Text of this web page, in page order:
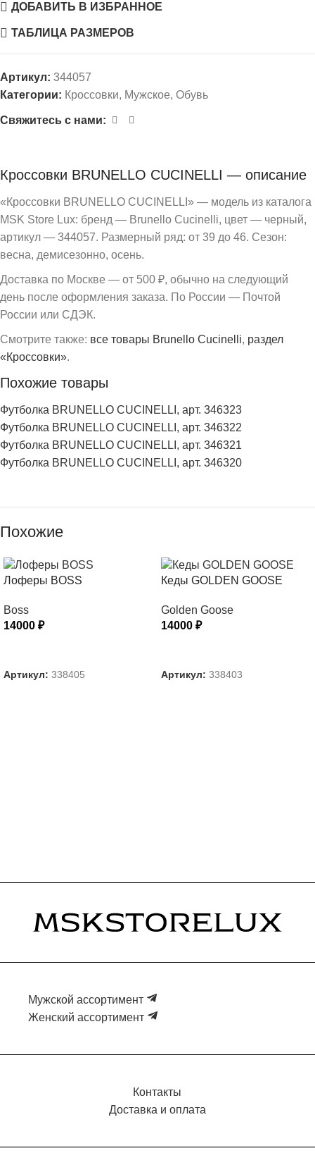
ДОБАВИТЬ В ИЗБРАННОЕ
ТАБЛИЦА РАЗМЕРОВ
Артикул: 344057
Категории: Кроссовки, Мужское, Обувь
Свяжитесь с нами:
Кроссовки BRUNELLO CUCINELLI — описание
«Кроссовки BRUNELLO CUCINELLI» — модель из каталога
MSK Store Lux: бренд — Brunello Cucinelli, цвет — черный,
артикул — 344057. Размерный ряд: от 39 до 46. Сезон:
весна, демисезонно, осень.
Доставка по Москве — от 500 ₽, обычно на следующий
день после оформления заказа. По России — Почтой
России или СДЭК.
Смотрите также: все товары Brunello Cucinelli, раздел
«Кроссовки».
Похожие товары
Футболка BRUNELLO CUCINELLI, арт. 346323
Футболка BRUNELLO CUCINELLI, арт. 346322
Футболка BRUNELLO CUCINELLI, арт. 346321
Футболка BRUNELLO CUCINELLI, арт. 346320
Похожие
Лоферы BOSS
Boss
14000 ₽
Артикул: 338405
Кеды GOLDEN GOOSE
Golden Goose
14000 ₽
Артикул: 338403
Мужской ассортимент
Женский ассортимент
Контакты
Доставка и оплата